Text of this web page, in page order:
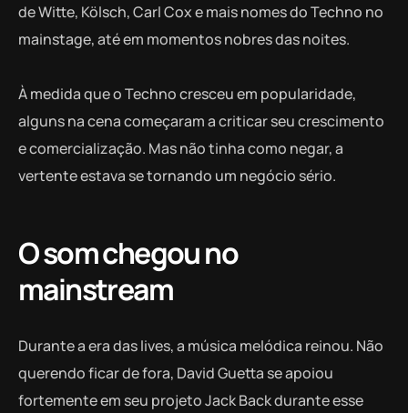
de Witte, Kölsch, Carl Cox e mais nomes do Techno no
mainstage, até em momentos nobres das noites.
À medida que o Techno cresceu em popularidade,
alguns na cena começaram a criticar seu crescimento
e comercialização. Mas não tinha como negar, a
vertente estava se tornando um negócio sério.
O som chegou no
mainstream
Durante a era das lives, a música melódica reinou. Não
querendo ficar de fora, David Guetta se apoiou
fortemente em seu projeto Jack Back durante esse